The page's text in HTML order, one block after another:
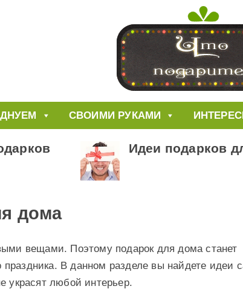
СВОИМИ РУКАМИ
Идеи подарков
дома
вещами. Поэтому подарок для дома станет
В данном разделе вы найдете идеи
украсят любой интерьер.